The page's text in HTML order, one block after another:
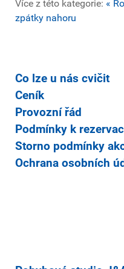
Více z této kategorie: «
zpátky nahoru
Co lze u nás cvičit
Ceník
Provozní řád
Podmínky k
Storno podmínky
Ochrana osobních